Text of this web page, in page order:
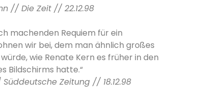
// Die Zeit // 22.12.98
machenden Requiem für ein
wir bei, dem man ähnlich großes
wie Renate Kern es früher in den
Bildschirms hatte.“
Süddeutsche Zeitung // 18.12.98